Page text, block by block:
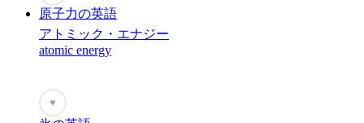
原子力の英語
アトミック・エナジー
atomic energy
♥